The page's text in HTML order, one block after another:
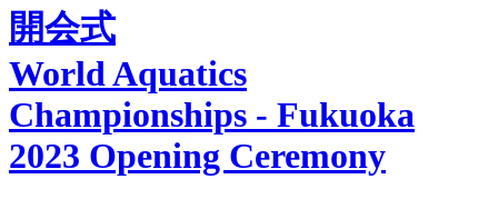
開会式
World Aquatics
Championships - Fukuoka
2023 Opening Ceremony